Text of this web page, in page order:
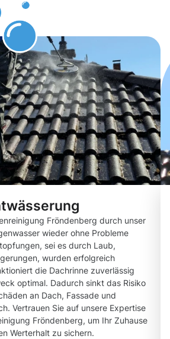
Fröndenberg durch unser
wieder ohne Probleme
sei es durch Laub,
wurden erfolgreich
die Dachrinne zuverlässig
optimal. Dadurch sinkt das Risiko
an Dach, Fassade und
Vertrauen Sie auf unsere Expertise
Fröndenberg, um Ihr Zuhause
Werterhalt zu sichern.